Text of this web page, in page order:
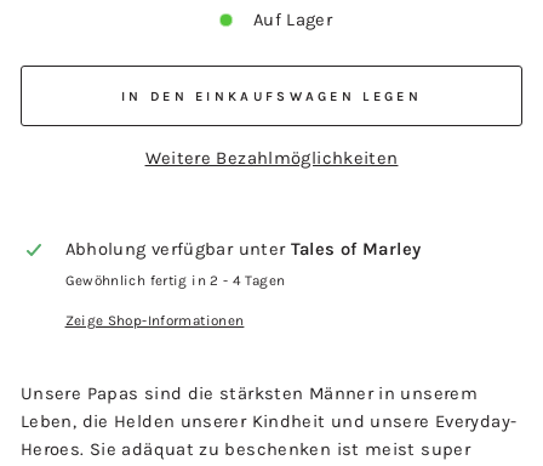
Auf Lager
IN DEN EINKAUFSWAGEN LEGEN
Weitere Bezahlmöglichkeiten
Abholung verfügbar unter Tales of Marley
Gewöhnlich fertig in 2 - 4 Tagen
Zeige Shop-Informationen
Unsere Papas sind die stärksten Männer in unserem
Leben, die Helden unserer Kindheit und unsere Everyday-
Heroes. Sie adäquat zu beschenken ist meist super